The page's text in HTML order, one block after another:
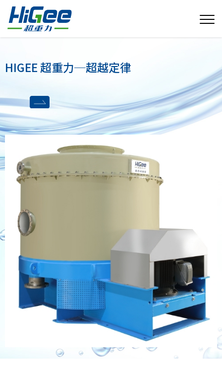
HIGEE 超重力─超越定律
HIGEE 超重力─超越定律
HIGEE 超重力─超越定律